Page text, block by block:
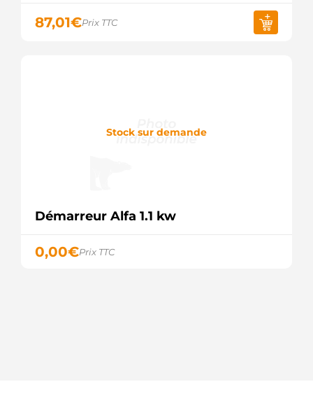
87,01€Prix TTC
Stock sur demande
Démarreur Alfa 1.1 kw
0,00€Prix TTC